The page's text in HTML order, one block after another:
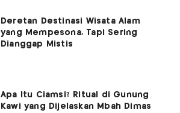
Deretan Destinasi Wisata Alam
yang Mempesona, Tapi Sering
Dianggap Mistis
Apa Itu Ciamsi? Ritual di Gunung
Kawi yang Dijelaskan Mbah Dimas